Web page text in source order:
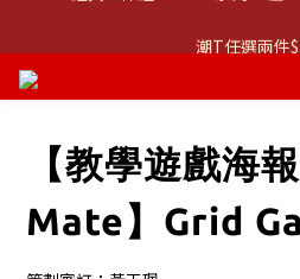
潮T任選兩件
👚 經典 3 件組：⭐680 系列 T 恤
【教學遊戲海
Mate】Grid